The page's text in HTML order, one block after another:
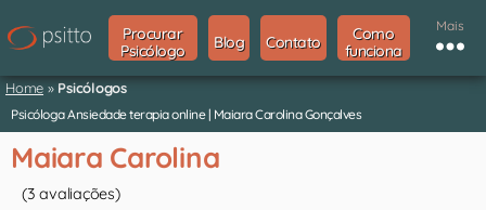
Procurar
Psicólogo
Blog Contato
Como
funciona
Mais
Home » Psicólogos
Psicóloga Ansiedade terapia online | Maiara Carolina Gonçalves
Maiara Carolina
(3 avaliações)